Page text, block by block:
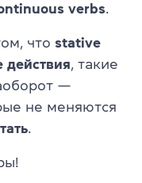
verbs.
что stative
, такие
—
не меняются
.